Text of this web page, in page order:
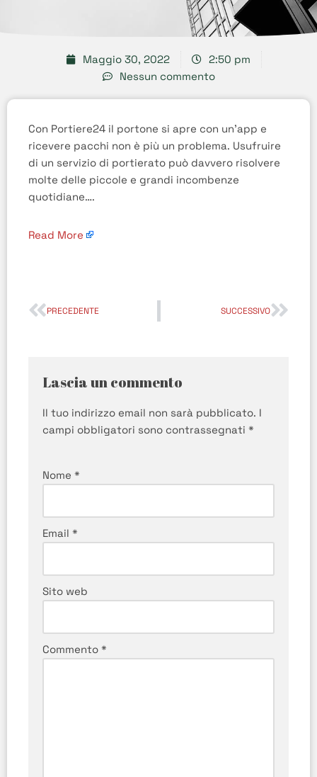
Maggio 30, 2022
2:50 pm
Nessun commento
Con Portiere24 il portone si apre con un’app e
ricevere pacchi non è più un problema. Usufruire
di un servizio di portierato può davvero risolvere
molte delle piccole e grandi incombenze
quotidiane….
Read More
PRECEDENTE SUCCESSIVO
Lascia un commento
Il tuo indirizzo email non sarà pubblicato. I
campi obbligatori sono contrassegnati *
Nome *
Email *
Sito web
Commento *